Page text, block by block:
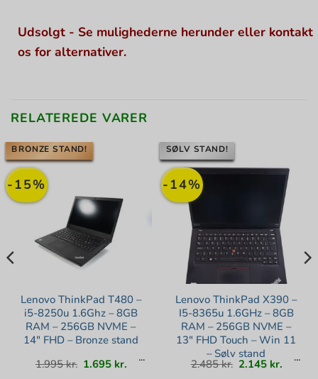
Udsolgt - Se mulighederne herunder eller kontakt
os for alternativer.
RELATEREDE VARER
-15%
BRONZE STAND!
Lenovo ThinkPad T480 –
i5-8250u 1.6Ghz – 8GB
RAM – 256GB NVME –
14″ FHD – Bronze stand
1.995kr. Den
oprindelige
pris
1.695 kr. Den
-14%
SØLV STAND!
Lenovo ThinkPad X390 –
I5-8365u 1.6GHz – 8GB
RAM – 256GB NVME –
13″ FHD Touch – Win 11
– Sølv stand
2.485kr. Den
oprindelige
pris
2.145 kr. Den